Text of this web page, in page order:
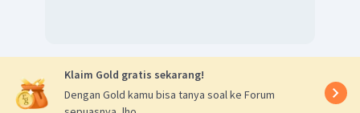
Klaim Gold gratis sekarang!
Dengan Gold kamu bisa tanya soal ke Forum